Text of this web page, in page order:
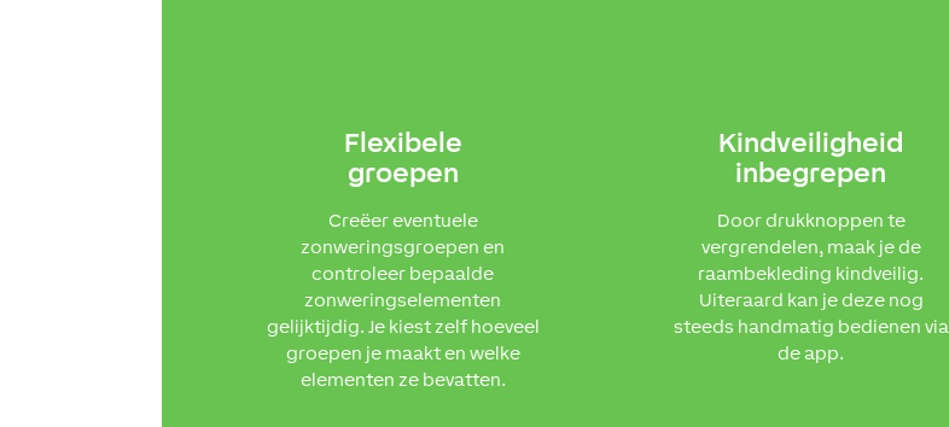
Flexibele
groepen
Creëer eventuele
zonweringsgroepen en
controleer bepaalde
zonweringselementen
gelijktijdig. Je kiest zelf hoeveel
groepen je maakt en welke
elementen ze bevatten.
Kindveiligheid
inbegrepen
Door drukknoppen te
vergrendelen, maak je de
raambekleding kindveilig.
Uiteraard kan je deze nog
steeds handmatig bedienen via
de app.